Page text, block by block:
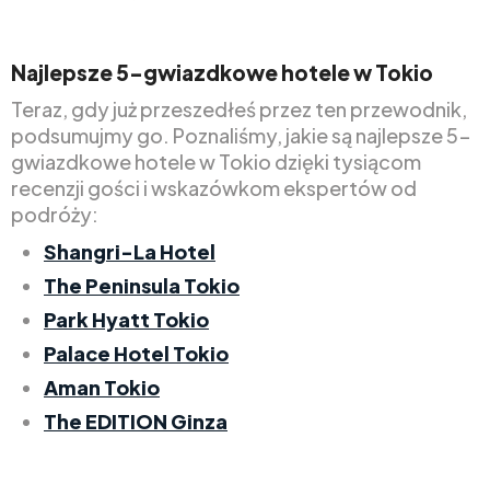
Najlepsze 5-gwiazdkowe hotele w Tokio
Teraz, gdy już przeszedłeś przez ten przewodnik,
podsumujmy go. Poznaliśmy, jakie są najlepsze 5-
gwiazdkowe hotele w Tokio dzięki tysiącom
recenzji gości i wskazówkom ekspertów od
podróży:
Shangri-La Hotel
The Peninsula Tokio
Park Hyatt Tokio
Palace Hotel Tokio
Aman Tokio
The EDITION Ginza